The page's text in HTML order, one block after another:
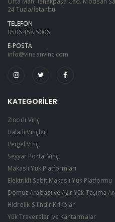
24 Tuzla/İstanbul
TELEFON
0506 458 5006
E-POSTA
info@vinsanvinc.com
KATEGORILER
Zincirli Vinç
Halatlı Vinçler
Pergel Vinç
Seyyar Portal Vinç
Makaslı Yük Platformları
Elektrikli Sabit Makaslı Yük Platformu
Domuz Arabası ve Ağır Yük Taşıma
Hidrolik Silindir Krikolar
Yük Traversleri ve Kantarmalar